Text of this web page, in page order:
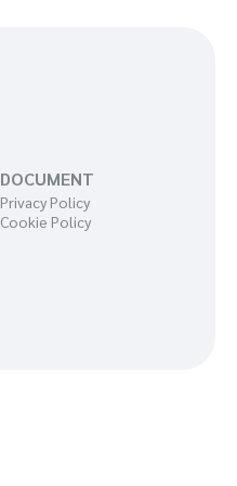
DOCUMENT
Privacy Policy
Cookie Policy